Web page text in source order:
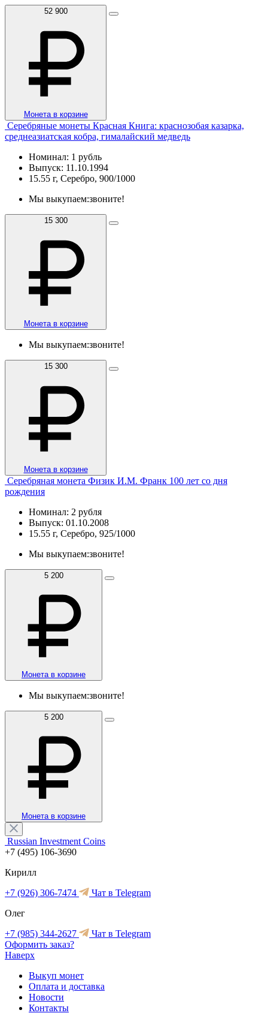
52 900
Монета в корзине
Серебряные монеты Красная Книга: краснозобая казарка,
среднеазиатская кобра, гималайский медведь
Номинал: 1 рубль
Выпуск: 11.10.1994
15.55 г, Серебро, 900/1000
Мы выкупаем:звоните!
15 300
Монета в корзине
Мы выкупаем:звоните!
15 300
Монета в корзине
Серебряная монета Физик И.М. Франк 100 лет со дня
рождения
Номинал: 2 рубля
Выпуск: 01.10.2008
15.55 г, Серебро, 925/1000
Мы выкупаем:звоните!
5 200
Монета в корзине
Мы выкупаем:звоните!
5 200
Монета в корзине
Russian Investment Coins
+7 (495) 106-3690
Кирилл
+7 (926) 306-7474
Чат в Telegram
Олег
+7 (985) 344-2627
Чат в Telegram
Оформить заказ?
Наверх
Выкуп монет
Оплата и доставка
Новости
Контакты